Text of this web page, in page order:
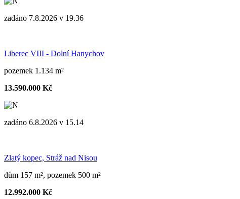
zadáno 7.8.2026 v 19.36
Liberec VIII - Dolní Hanychov
pozemek 1.134 m²
13.590.000 Kč
zadáno 6.8.2026 v 15.14
Zlatý kopec, Stráž nad Nisou
dům 157 m², pozemek 500 m²
12.992.000 Kč